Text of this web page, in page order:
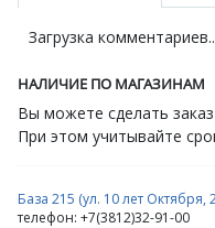
Загрузка
НАЛИЧИЕ ПО МАГАЗИНАМ
Вы можете сделать
При этом учитывайте
База 215 (ул. 10 лет Октября,
телефон: +7(3812)32-91-00